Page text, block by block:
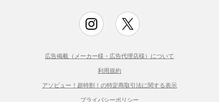
広告掲載（メーカー様・広告代理店様）について
利用規約
アソビュー！超特割！の特定商取引法に関する表示
プライバシーポリシー